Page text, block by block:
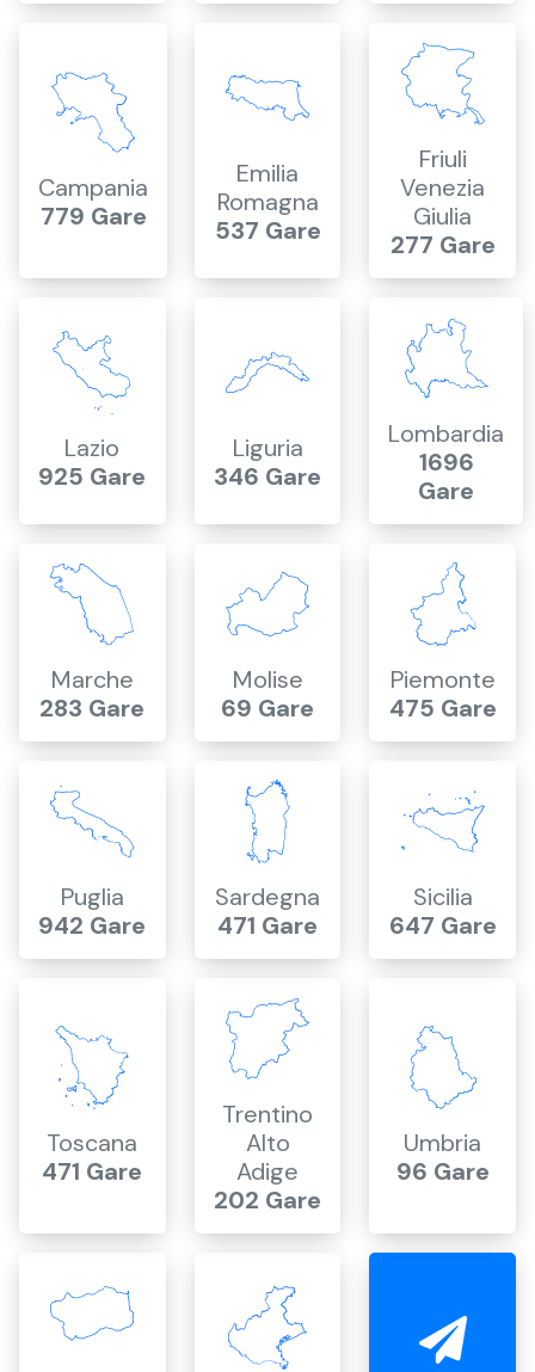
Campania
779 Gare
Emilia
Romagna
537 Gare
Friuli
Venezia
Giulia
277 Gare
Lazio
925 Gare
Liguria
346 Gare
Lombardia
1696
Gare
Marche
283 Gare
Molise
69 Gare
Piemonte
475 Gare
Puglia
942 Gare
Sardegna
471 Gare
Sicilia
647 Gare
Toscana
471 Gare
Trentino
Alto
Adige
202 Gare
Umbria
96 Gare